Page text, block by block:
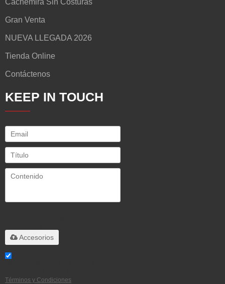
Gran Venta
NUEVA LLEGADA 2026
Tienda Online
Contáctenos
KEEP IN TOUCH
Accesorios
Términos y Condiciones